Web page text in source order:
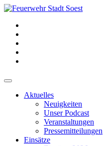
Aktuelles
Neuigkeiten
Unser Podcast
Veranstaltungen
Pressemitteilungen
Einsätze